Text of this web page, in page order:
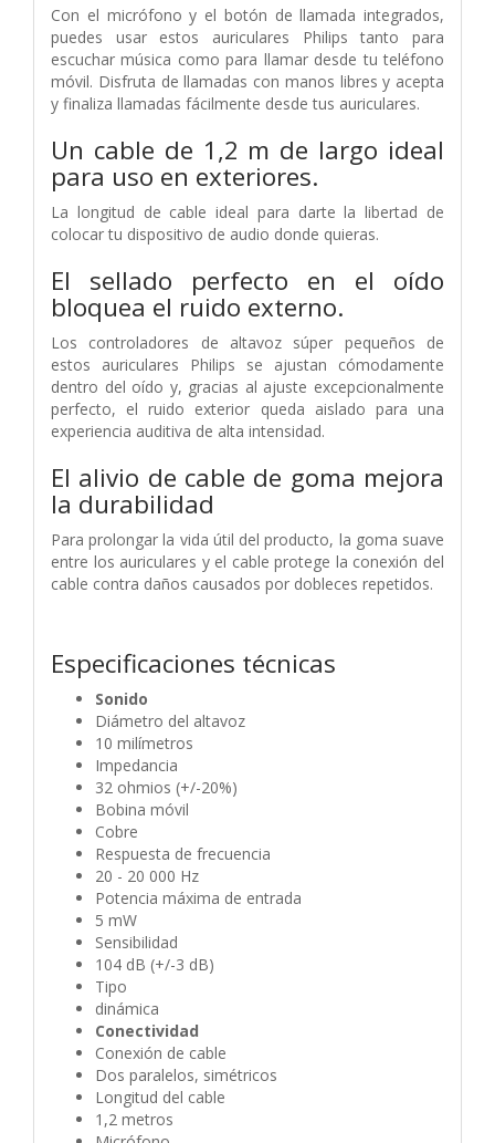
Con el micrófono y el botón de llamada integrados,
puedes usar estos auriculares Philips tanto para
escuchar música como para llamar desde tu teléfono
móvil. Disfruta de llamadas con manos libres y acepta
y finaliza llamadas fácilmente desde tus auriculares.
Un cable de 1,2 m de largo ideal
para uso en exteriores.
La longitud de cable ideal para darte la libertad de
colocar tu dispositivo de audio donde quieras.
El sellado perfecto en el oído
bloquea el ruido externo.
Los controladores de altavoz súper pequeños de
estos auriculares Philips se ajustan cómodamente
dentro del oído y, gracias al ajuste excepcionalmente
perfecto, el ruido exterior queda aislado para una
experiencia auditiva de alta intensidad.
El alivio de cable de goma mejora
la durabilidad
Para prolongar la vida útil del producto, la goma suave
entre los auriculares y el cable protege la conexión del
cable contra daños causados ​​por dobleces repetidos.
Especificaciones técnicas
Sonido
Diámetro del altavoz
10 milímetros
Impedancia
32 ohmios (+/-20%)
Bobina móvil
Cobre
Respuesta de frecuencia
20 - 20 000 Hz
Potencia máxima de entrada
5 mW
Sensibilidad
104 dB (+/-3 dB)
Tipo
dinámica
Conectividad
Conexión de cable
Dos paralelos, simétricos
Longitud del cable
1,2 metros